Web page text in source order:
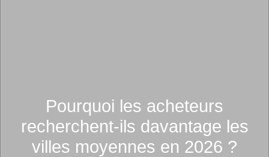
Pourquoi les acheteurs
recherchent-ils davantage les
villes moyennes en 2026 ?